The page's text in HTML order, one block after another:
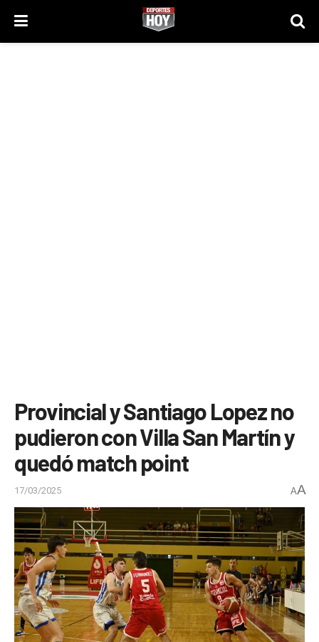
Provincial y Santiago Lopez no
pudieron con Villa San Martín y
quedó match point
17/03/2025 AA